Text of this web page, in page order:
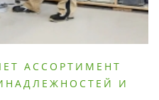
АССОРТИМЕНТ
И